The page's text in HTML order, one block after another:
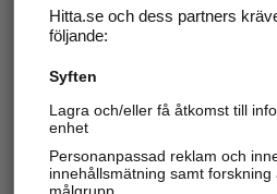
Hitta.se - Gratis
Sök företag, personer och platser.
Hitta telefonnummer, adresser,
Hitta.se och dess partners
följande:
Syften
Lagra och/eller få åtkomst till
enhet
Personanpassad reklam och
innehållsmätning samt forskning
målgrupp